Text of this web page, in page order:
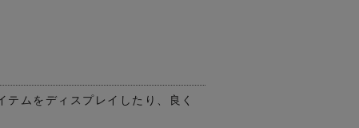
ムをディスプレイしたり、良く